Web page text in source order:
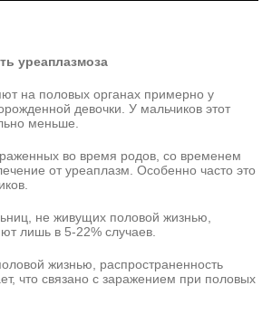
уреаплазмоза
на половых органах примерно у
девочки. У мальчиков этот
меньше.
во время родов, со временем
от уреаплазм. Особенно часто это
не живущих половой жизнью,
лишь в 5-22% случаев.
жизнью, распространенность
что связано с заражением при половых